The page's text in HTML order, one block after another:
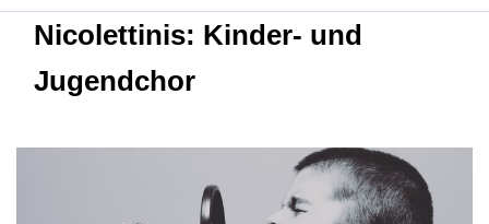
Nicolettinis: Kinder- und
Jugendchor